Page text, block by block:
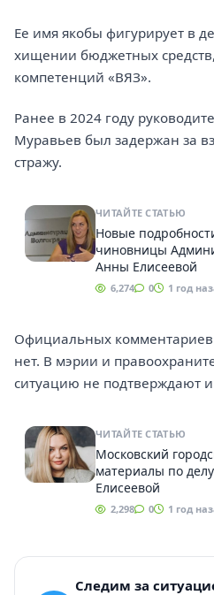
Ее имя якобы фигурирует в
хищении бюджетных
компетенций «ВЯЗ».
Ранее в 2024 году
Муравьев был задержан за
стражу.
ЧИТАЙТЕ СТАТЬЮ
Новые
чиновницы
Анны Елисеевой
6,274 0 1 год
Официальных комментариев
нет. В мэрии и
ситуацию не подтверждают
ЧИТАЙТЕ СТАТЬЮ
Московский
материалы по
Елисеевой
2,298 0 1 год
Следим за